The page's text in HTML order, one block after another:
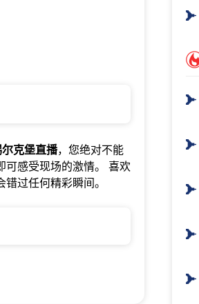
克堡直播，您绝对不能
可感受现场的激情。 喜欢
过任何精彩瞬间。